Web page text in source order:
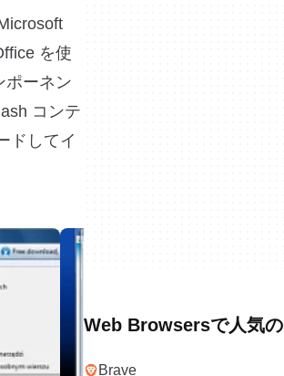
を使
ポーネン
コンテ
ドしてイ
Web Browsersで人気の
Brave